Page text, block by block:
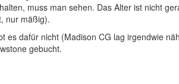
muss man sehen. Das Alter ist nicht
nur mäßig).
dafür nicht (Madison CG lag irgendwie
gebucht.